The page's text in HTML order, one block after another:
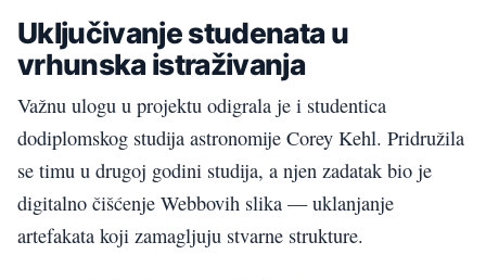
Uključivanje studenata u
vrhunska istraživanja
Važnu ulogu u projektu odigrala je i studentica
dodiplomskog studija astronomije Corey Kehl. Pridružila
se timu u drugoj godini studija, a njen zadatak bio je
digitalno čišćenje Webbovih slika — uklanjanje
artefakata koji zamagljuju stvarne strukture.